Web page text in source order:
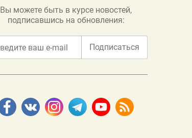
Вы можете быть в курсе новостей,
подписавшись на обновления:
Подписаться